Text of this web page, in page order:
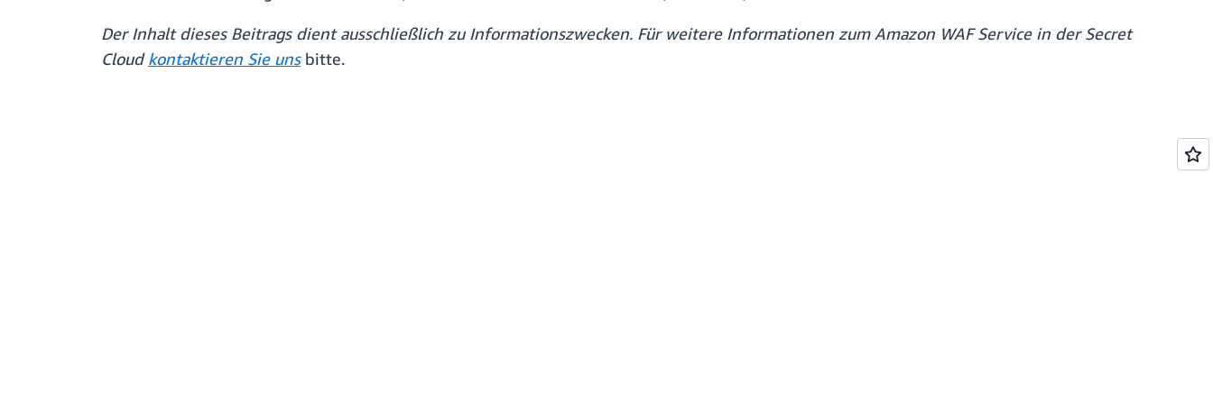
Der Inhalt dieses Beitrags dient ausschließlich zu Informationszwecken. Für weitere Informationen zum Amazon WAF Service in der Secret
Cloudkontaktieren Sie unsbitte.